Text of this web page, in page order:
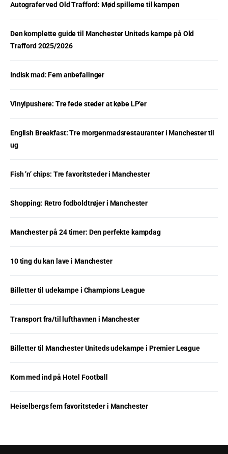
Autografer ved Old Trafford: Mød spillerne til kampen
Den komplette guide til Manchester Uniteds kampe på Old
Trafford 2025/2026
Indisk mad: Fem anbefalinger
Vinylpushere: Tre fede steder at købe LP’er
English Breakfast: Tre morgenmadsrestauranter i Manchester til
ug
Fish ’n’ chips: Tre favoritsteder i Manchester
Shopping: Retro fodboldtrøjer i Manchester
Manchester på 24 timer: Den perfekte kampdag
10 ting du kan lave i Manchester
Billetter til udekampe i Champions League
Transport fra/til lufthavnen i Manchester
Billetter til Manchester Uniteds udekampe i Premier League
Kom med ind på Hotel Football
Heiselbergs fem favoritsteder i Manchester